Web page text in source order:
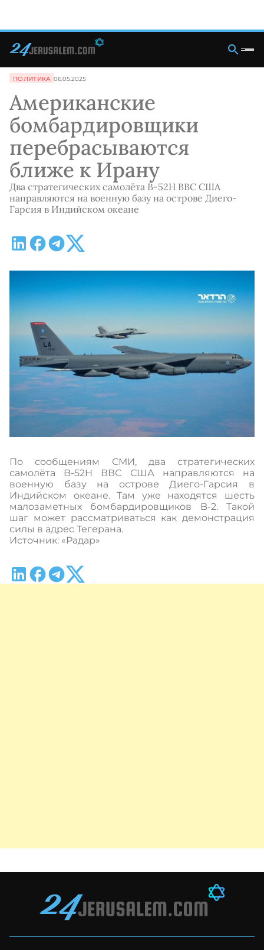
ПОЛИТИКА 06.05.2025
Американские
бомбардировщики
перебрасываются
ближе к Ирану
Два стратегических самолёта B-52H ВВС США
направляются на военную базу на острове Диего-
Гарсия в Индийском океане
По сообщениям СМИ, два стратегических
самолёта B-52H ВВС США направляются на
военную базу на острове Диего-Гарсия в
Индийском океане. Там уже находятся шесть
малозаметных бомбардировщиков B-2. Такой
шаг может рассматриваться как демонстрация
силы в адрес Тегерана.
Источник: «Радар»